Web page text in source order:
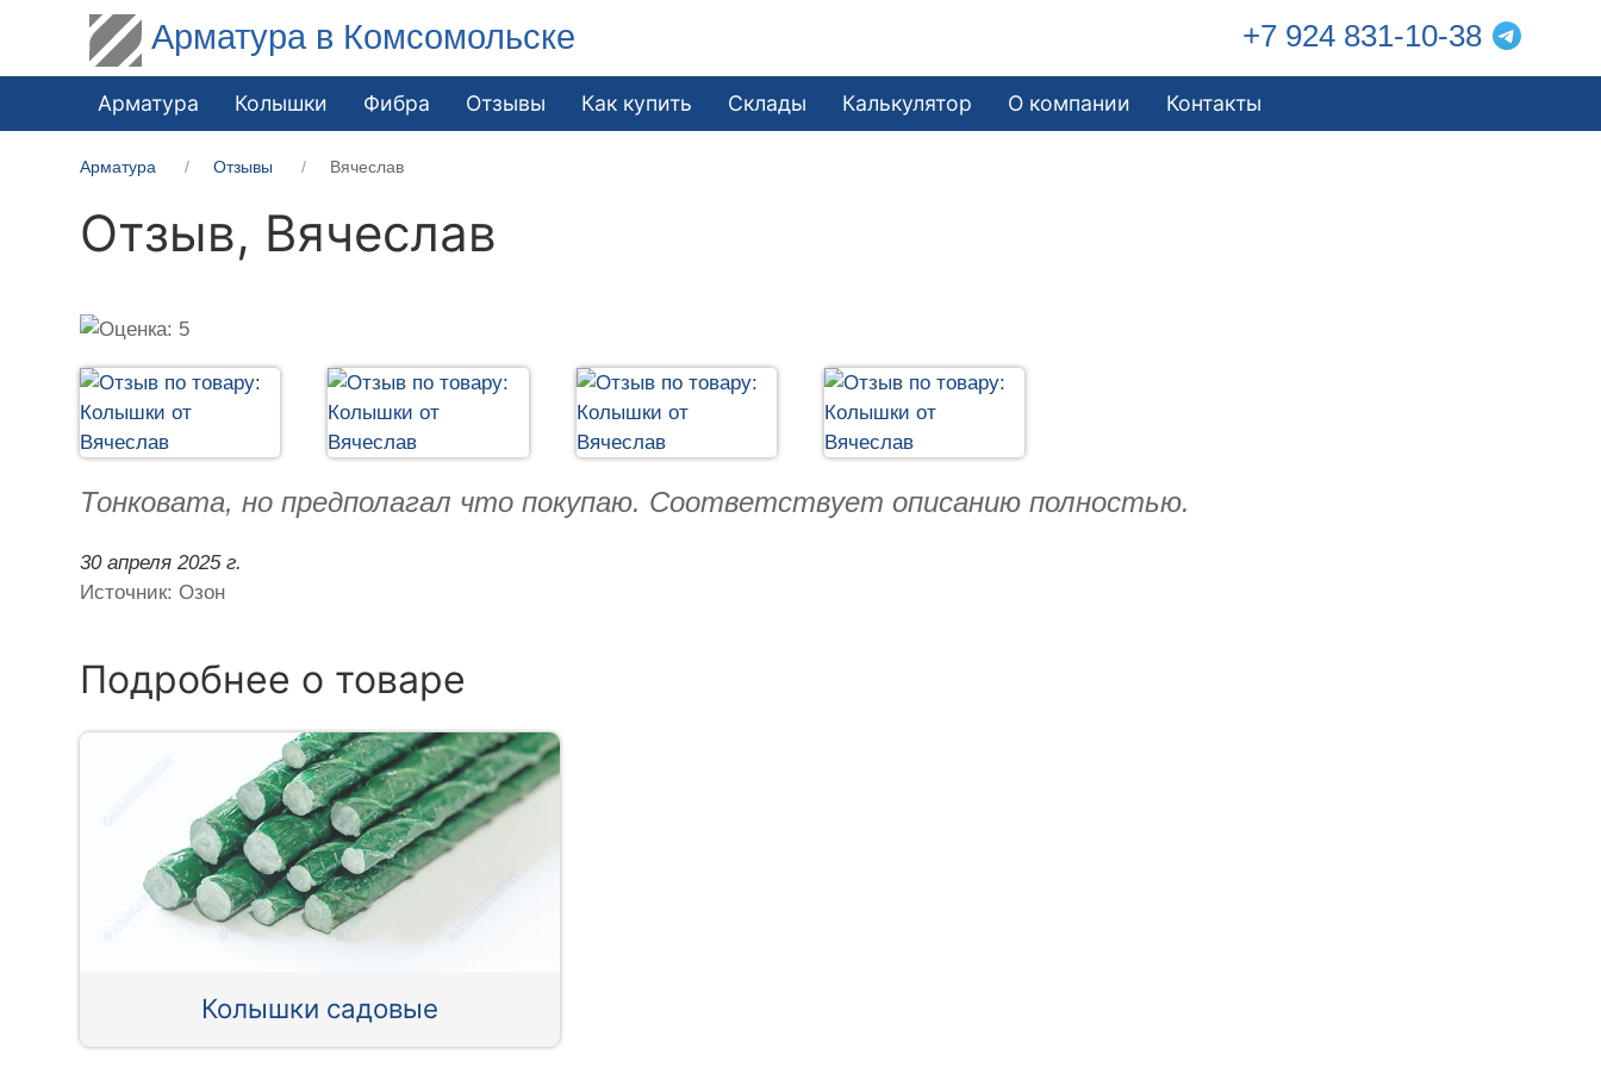
Арматура в Комсомольске +7 924 831-10-38
Арматура Колышки Фибра Отзывы Как купить Склады Калькулятор О компании Контакты
Арматура Отзывы Вячеслав
Отзыв, Вячеслав
Тонковата, но предполагал что покупаю. Соответствует описанию полностью.
30 апреля 2025 г.
Источник: Озон
Подробнее о товаре
Колышки садовые